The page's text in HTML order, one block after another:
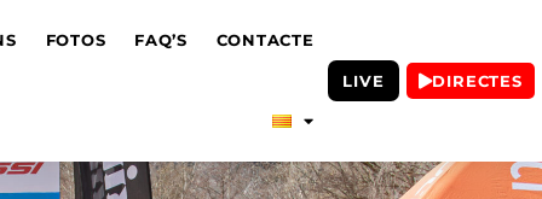
FOTOS FAQ’S CONTACTE
LIVE DIRECTES